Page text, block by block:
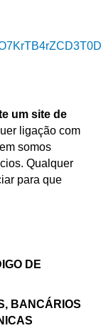
um site de
ligação com
somos
Qualquer
para que
DE
BANCÁRIOS